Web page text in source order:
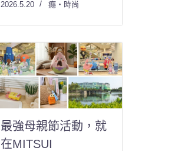
2026.5.20 癮・時尚
最強母親節活動，就
在MITSUI